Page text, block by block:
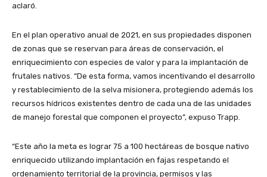
aclaró.
En el plan operativo anual de 2021, en sus propiedades disponen
de zonas que se reservan para áreas de conservación, el
enriquecimiento con especies de valor y para la implantación de
frutales nativos. “De esta forma, vamos incentivando el desarrollo
y restablecimiento de la selva misionera, protegiendo además los
recursos hídricos existentes dentro de cada una de las unidades
de manejo forestal que componen el proyecto”, expuso Trapp.
“Este año la meta es lograr 75 a 100 hectáreas de bosque nativo
enriquecido utilizando implantación en fajas respetando el
ordenamiento territorial de la provincia, permisos y las